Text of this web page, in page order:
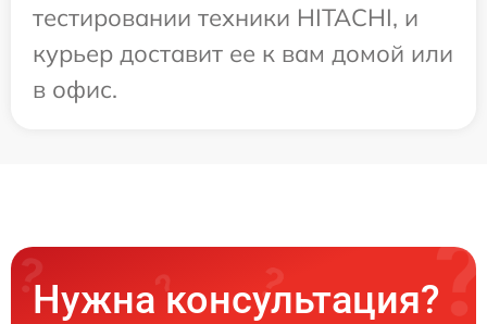
тестировании техники HITACHI, и
курьер доставит ее к вам домой или
в офис.
Нужна консультация?